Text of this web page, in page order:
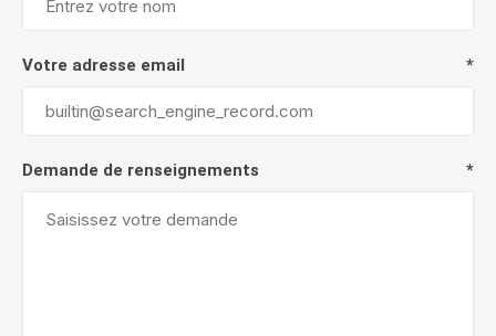
Votre adresse email *
Demande de renseignements *